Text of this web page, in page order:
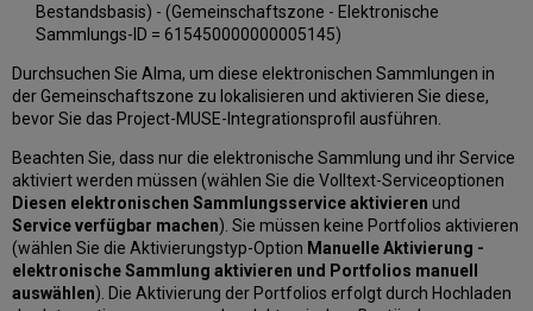
Bestandsbasis) - (Gemeinschaftszone - Elektronische
Sammlungs-ID = 615450000000005145)
Durchsuchen Sie Alma, um diese elektronischen Sammlungen in
der Gemeinschaftszone zu lokalisieren und aktivieren Sie diese,
bevor Sie das Project-MUSE-Integrationsprofil ausführen.
Beachten Sie, dass nur die elektronische Sammlung und ihr Service
aktiviert werden müssen (wählen Sie die Volltext-Serviceoptionen
Diesen elektronischen Sammlungsservice aktivieren und
Service verfügbar machen). Sie müssen keine Portfolios aktivieren
(wählen Sie die Aktivierungstyp-Option Manuelle Aktivierung -
elektronische Sammlung aktivieren und Portfolios manuell
auswählen). Die Aktivierung der Portfolios erfolgt durch Hochladen